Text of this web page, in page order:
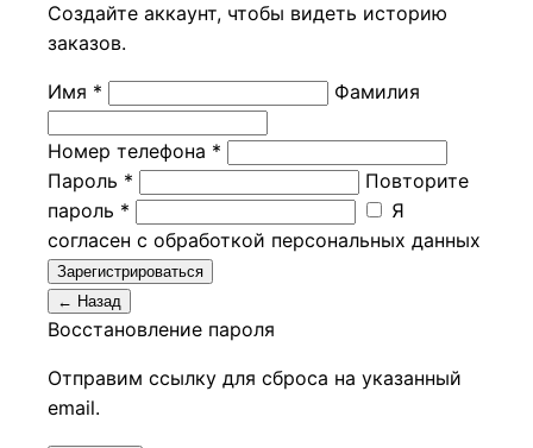
Создайте аккаунт, чтобы видеть историю
заказов.
Имя * Фамилия
Номер телефона *
Пароль *
Повторите
пароль *
Я
согласен с обработкой персональных данных
Зарегистрироваться
← Назад
Восстановление пароля
Отправим ссылку для сброса на указанный
email.